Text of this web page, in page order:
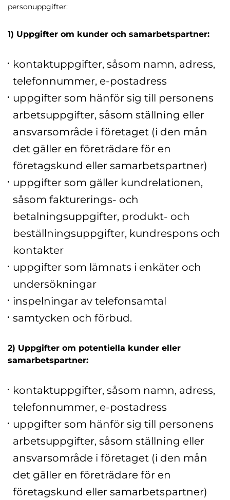
personuppgifter:
1) Uppgifter om kunder och samarbetspartner:
kontaktuppgifter, såsom namn, adress,
telefonnummer, e-postadress
uppgifter som hänför sig till personens
arbetsuppgifter, såsom ställning eller
ansvarsområde i företaget (i den mån
det gäller en företrädare för en
företagskund eller samarbetspartner)
uppgifter som gäller kundrelationen,
såsom fakturerings- och
betalningsuppgifter, produkt- och
beställningsuppgifter, kundrespons och
kontakter
uppgifter som lämnats i enkäter och
undersökningar
inspelningar av telefonsamtal
samtycken och förbud.
2) Uppgifter om potentiella kunder eller
samarbetspartner:
kontaktuppgifter, såsom namn, adress,
telefonnummer, e-postadress
uppgifter som hänför sig till personens
arbetsuppgifter, såsom ställning eller
ansvarsområde i företaget (i den mån
det gäller en företrädare för en
företagskund eller samarbetspartner)